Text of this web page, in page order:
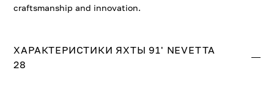
craftsmanship and innovation.
ХАРАКТЕРИСТИКИ ЯХТЫ 91' NEVETTA
28